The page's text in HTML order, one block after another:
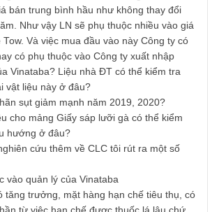
2022 at 3:28 AM
báo, về CLC tôi có hỏi mấy ý như sau:
lọc chiếm tầm 55-60%, tuy nhiên sản
trưởng ( sản lượng 16.5 tỷ đầu lọc năm
năm 2017 sau khi tăng mạnh năm 2018
18 tỷ). Nên về khả năng tăng sản lượng tôi
được như ý của BBT phân tích, vì theo kế